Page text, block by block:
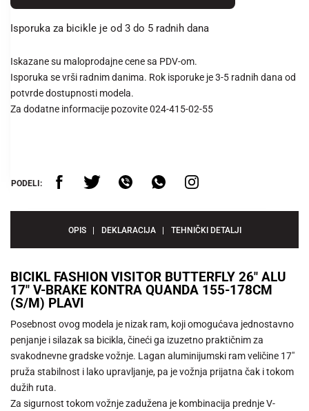
Isporuka za bicikle je od 3 do 5 radnih dana
Iskazane su maloprodajne cene sa PDV-om.
Isporuka se vrši radnim danima. Rok isporuke je 3-5 radnih dana od
potvrde dostupnosti modela.
Za dodatne informacije pozovite 024-415-02-55
PODELI:
OPIS DEKLARACIJA TEHNIČKI DETALJI
BICIKL FASHION VISITOR BUTTERFLY 26" ALU
17" V-BRAKE KONTRA QUANDA 155-178CM
(S/M) PLAVI
Posebnost ovog modela je nizak ram, koji omogućava jednostavno
penjanje i silazak sa bicikla, čineći ga izuzetno praktičnim za
svakodnevne gradske vožnje. Lagan aluminijumski ram veličine 17"
pruža stabilnost i lako upravljanje, pa je vožnja prijatna čak i tokom
dužih ruta.
Za sigurnost tokom vožnje zadužena je kombinacija prednje V-